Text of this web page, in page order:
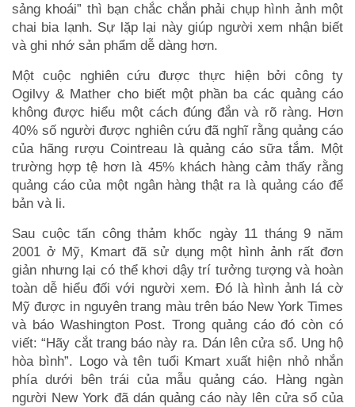
sảng khoái” thì bạn chắc chắn phải chụp hình ảnh một
chai bia lạnh. Sự lặp lại này giúp người xem nhận biết
và ghi nhớ sản phẩm dễ dàng hơn.
Một cuộc nghiên cứu được thực hiện bởi công ty
Ogilvy & Mather cho biết một phần ba các quảng cáo
không được hiểu một cách đúng đắn và rõ ràng. Hơn
40% số người được nghiên cứu đã nghĩ rằng quảng cáo
của hãng rượu Cointreau là quảng cáo sữa tắm. Một
trường hợp tệ hơn là 45% khách hàng cảm thấy rằng
quảng cáo của một ngân hàng thật ra là quảng cáo để
bản và li.
Sau cuộc tấn công thảm khốc ngày 11 tháng 9 năm
2001 ở Mỹ, Kmart đã sử dụng một hình ảnh rất đơn
giản nhưng lại có thể khơi dậy trí tưởng tượng và hoàn
toàn dễ hiểu đối với người xem. Đó là hình ảnh lá cờ
Mỹ được in nguyên trang màu trên báo New York Times
và báo Washington Post. Trong quảng cáo đó còn có
viết: “Hãy cắt trang báo này ra. Dán lên cửa sổ. Ung hộ
hòa bình”. Logo và tên tuổi Kmart xuất hiện nhỏ nhắn
phía dưới bên trái của mẫu quảng cáo. Hàng ngàn
người New York đã dán quảng cáo này lên cửa sổ của